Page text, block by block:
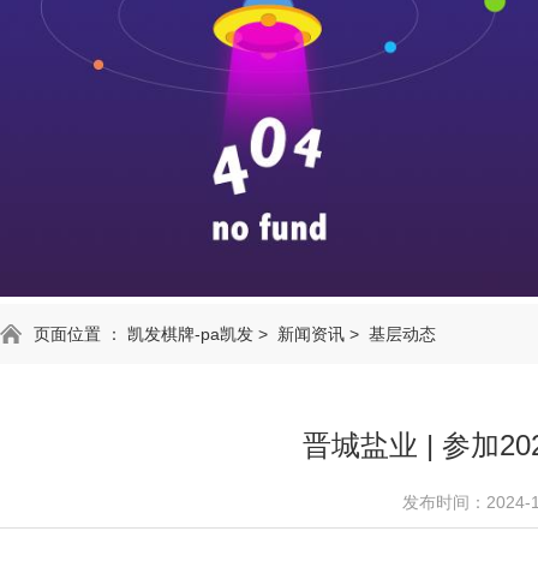
页面位置 ： 凯发棋牌-pa凯发 > 新闻资讯 > 基层动态
晋城盐业 | 参加
发布时间：2024-